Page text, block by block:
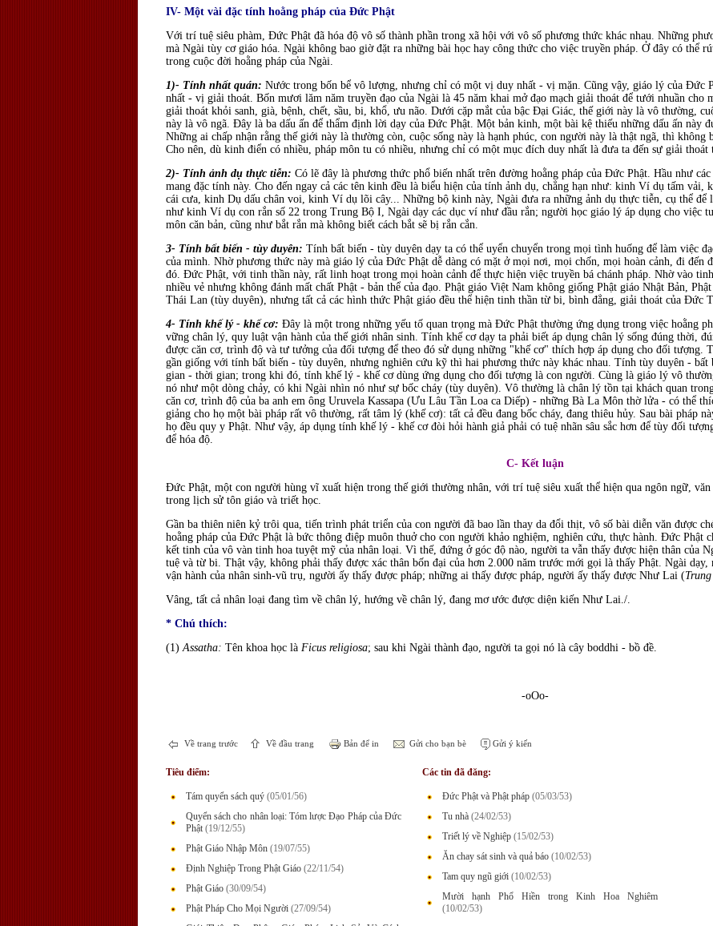
IV- Một vài đặc tính hoằng pháp của Ðức Phật
Với trí tuệ siêu phàm, Ðức Phật đã hóa độ vô số thành phần trong xã hội với vô số phương thức khác nhau. Những
mà Ngài tùy cơ giáo hóa. Ngài không bao giờ đặt ra những bài học hay công thức cho việc truyền pháp. Ở đây có thể
trong cuộc đời hoằng pháp của Ngài.
1)- Tính nhất quán: Nước trong bốn bể vô lượng, nhưng chỉ có một vị duy nhất - vị mặn. Cũng vậy, giáo lý của Ðức
nhất - vị giải thoát. Bốn mươi lăm năm truyền đạo của Ngài là 45 năm khai mở đạo mạch giải thoát để tưới nhuần cho
giải thoát khỏi sanh, già, bệnh, chết, sầu, bi, khổ, ưu não. Dưới cặp mắt của bậc Ðại Giác, thế giới này là vô thường,
này là vô ngã. Ðây là ba dấu ấn để thẩm định lời dạy của Ðức Phật. Một bản kinh, một bài kệ thiếu những dấu ấn này
Những ai chấp nhận rằng thế giới này là thường còn, cuộc sống này là hạnh phúc, con người này là thật ngã, thì không
Cho nên, dù kinh điển có nhiều, pháp môn tu có nhiều, nhưng chỉ có một mục đích duy nhất là đưa ta đến sự giải thoát
2)- Tính ảnh dụ thực tiễn: Có lẽ đây là phương thức phổ biến nhất trên đường hoằng pháp của Ðức Phật. Hầu như
mang đặc tính này. Cho đến ngay cả các tên kinh đều là biểu hiện của tính ảnh dụ, chẳng hạn như: kinh Ví dụ tấm
cái cưa, kinh Dụ dấu chân voi, kinh Ví dụ lõi cây... Những bộ kinh này, Ngài đưa ra những ảnh dụ thực tiễn, cụ thể để
như kinh Ví dụ con rắn số 22 trong Trung Bộ I, Ngài dạy các dục ví như đầu rắn; người học giáo lý áp dụng cho việc
môn căn bản, cũng như bắt rắn mà không biết cách bắt sẽ bị rắn cắn.
3- Tính bất biến - tùy duyên: Tính bất biến - tùy duyên dạy ta có thể uyển chuyển trong mọi tình huống để làm việc
của mình. Nhờ phương thức này mà giáo lý của Ðức Phật dễ dàng có mặt ở mọi nơi, mọi chốn, mọi hoàn cảnh, đi đến
đó. Ðức Phật, với tinh thần này, rất linh hoạt trong mọi hoàn cảnh để thực hiện việc truyền bá chánh pháp. Nhờ vào
nhiều vẻ nhưng không đánh mất chất Phật - bản thể của đạo. Phật giáo Việt Nam không giống Phật giáo Nhật Bản,
Thái Lan (tùy duyên), nhưng tất cả các hình thức Phật giáo đều thể hiện tinh thần từ bi, bình đẳng, giải thoát của Ðức
4- Tính khế lý - khế cơ: Ðây là một trong những yếu tố quan trọng mà Ðức Phật thường ứng dụng trong việc hoằng
vững chân lý, quy luật vận hành của thế giới nhân sinh. Tính khế cơ dạy ta phải biết áp dụng chân lý sống đúng thời,
được căn cơ, trình độ và tư tưởng của đối tượng để theo đó sử dụng những "khế cơ" thích hợp áp dụng cho đối tượng.
gần giống với tính bất biến - tùy duyên, nhưng nghiên cứu kỹ thì hai phương thức này khác nhau. Tính tùy duyên - bất
gian - thời gian; trong khi đó, tính khế lý - khế cơ dùng ứng dụng cho đối tượng là con người. Cùng là giáo lý vô
nó như một dòng chảy, có khi Ngài nhìn nó như sự bốc cháy (tùy duyên). Vô thường là chân lý tồn tại khách quan
căn cơ, trình độ của ba anh em ông Uruvela Kassapa (Ưu Lâu Tần Loa ca Diếp) - những Bà La Môn thờ lửa - có thể
giảng cho họ một bài pháp rất vô thường, rất tâm lý (khế cơ): tất cả đều đang bốc cháy, đang thiêu hủy. Sau bài pháp
họ đều quy y Phật. Như vậy, áp dụng tính khế lý - khế cơ đòi hỏi hành giả phải có tuệ nhãn sâu sắc hơn để tùy đối
để hóa độ.
C- Kết luận
Ðức Phật, một con người hùng vĩ xuất hiện trong thế giới thường nhân, với trí tuệ siêu xuất thể hiện qua ngôn ngữ,
trong lịch sử tôn giáo và triết học.
Gần ba thiên niên kỷ trôi qua, tiến trình phát triển của con người đã bao lần thay da đổi thịt, vô số bài diễn văn được
hoằng pháp của Ðức Phật là bức thông điệp muôn thuở cho con người khảo nghiệm, nghiên cứu, thực hành. Ðức Phật
kết tinh của vô vàn tinh hoa tuyệt mỹ của nhân loại. Vì thế, đứng ở góc độ nào, người ta vẫn thấy được hiện thân của
tuệ và từ bi. Thật vậy, không phải thấy được xác thân bốn đại của hơn 2.000 năm trước mới gọi là thấy Phật. Ngài
vận hành của nhân sinh-vũ trụ, người ấy thấy được pháp; những ai thấy được pháp, người ấy thấy được Như Lai (
Vâng, tất cả nhân loại đang tìm về chân lý, hướng về chân lý, đang mơ ước được diện kiến Như Lai./.
* Chú thích:
(1) Assatha: Tên khoa học là Ficus religiosa; sau khi Ngài thành đạo, người ta gọi nó là cây boddhi - bồ đề.
-oOo-
Về trang trước Về đầu trang Bản để in Gửi cho bạn bè Gửi ý kiến
Tiêu điểm:
Tám quyển sách quý (05/01/56)
Quyển sách cho nhân loại: Tóm lược Đạo Pháp của Đức
Phật (19/12/55)
Phật Giáo Nhập Môn (19/07/55)
Định Nghiệp Trong Phật Giáo (22/11/54)
Phật Giáo (30/09/54)
Phật Pháp Cho Mọi Người (27/09/54)
Các tin đã đăng:
Đức Phật và Phật pháp (05/03/53)
Tu nhà (24/02/53)
Triết lý về Nghiệp (15/02/53)
Ăn chay sát sinh và quả báo (10/02/53)
Tam quy ngũ giới (10/02/53)
Mười hạnh Phổ Hiền trong Kinh Hoa Nghiêm
(10/02/53)